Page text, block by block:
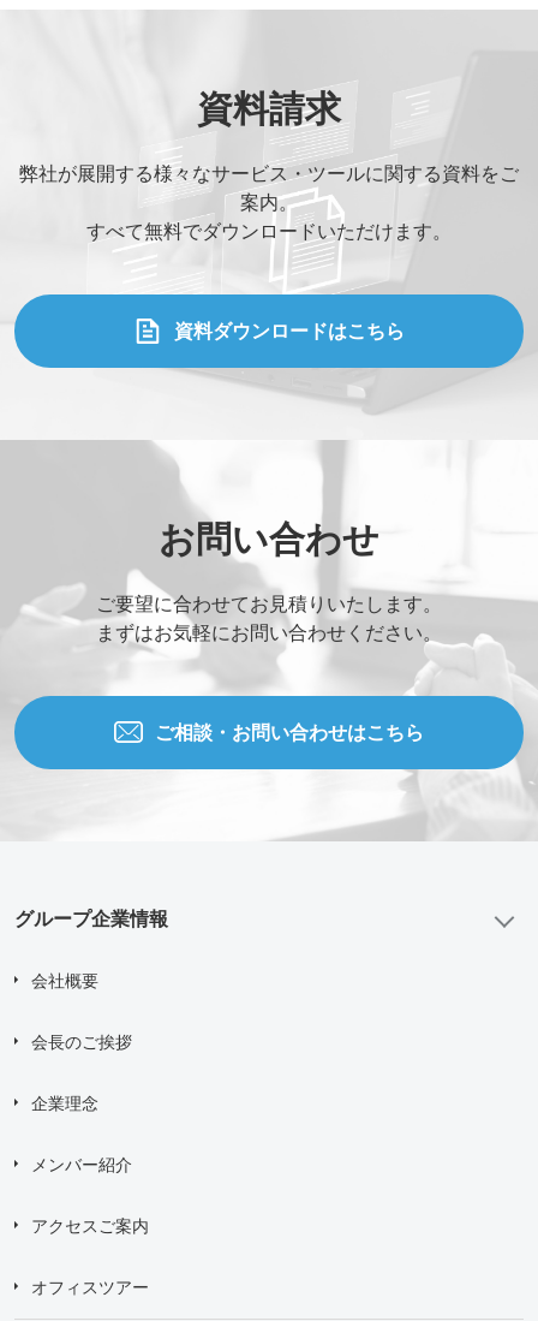
資料請求
弊社が展開する様々なサービス・ツールに関する資料をご
案内。
すべて無料でダウンロードいただけます。
資料ダウンロードはこちら
お問い合わせ
ご要望に合わせてお見積りいたします。
まずはお気軽にお問い合わせください。
ご相談・お問い合わせはこちら
グループ企業情報
会社概要
会長のご挨拶
企業理念
メンバー紹介
アクセスご案内
オフィスツアー